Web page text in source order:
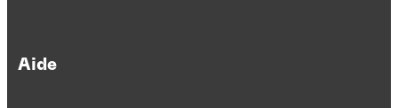
Aide